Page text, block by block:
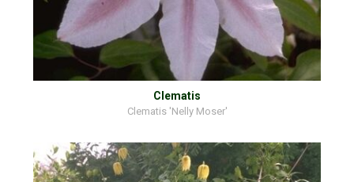
Clematis
Clematis 'Nelly Moser'